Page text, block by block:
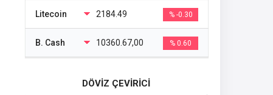
Litecoin 2184.49 % -0.30
B. Cash 10360.67,00 % 0.60
DÖVİZ ÇEVİRİCİ